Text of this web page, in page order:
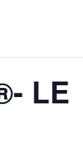
LE